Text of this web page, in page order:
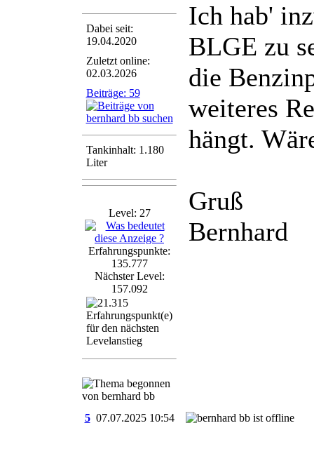
Dabei seit:
19.04.2020
Zuletzt online:
02.03.2026
Beiträge: 59
Tankinhalt: 1.180
Liter
Level: 27
Erfahrungspunkte:
135.777
Nächster Level:
157.092
Ich hab'
BLGE zu
die
weiteres
hängt.
Gruß
Bernhard
5 07.07.2025 10:54